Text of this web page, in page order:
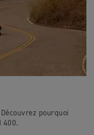
pourquoi
400.